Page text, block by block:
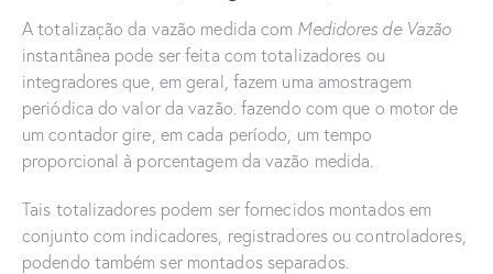
A totalização da vazão medida com Medidores de Vazão
instantânea pode ser feita com totalizadores ou
integradores que, em geral, fazem uma amostragem
periódica do valor da vazão. fazendo com que o motor de
um contador gire, em cada período, um tempo
proporcional à porcentagem da vazão medida.
Tais totalizadores podem ser fornecidos montados em
conjunto com indicadores, registradores ou controladores,
podendo também ser montados separados.